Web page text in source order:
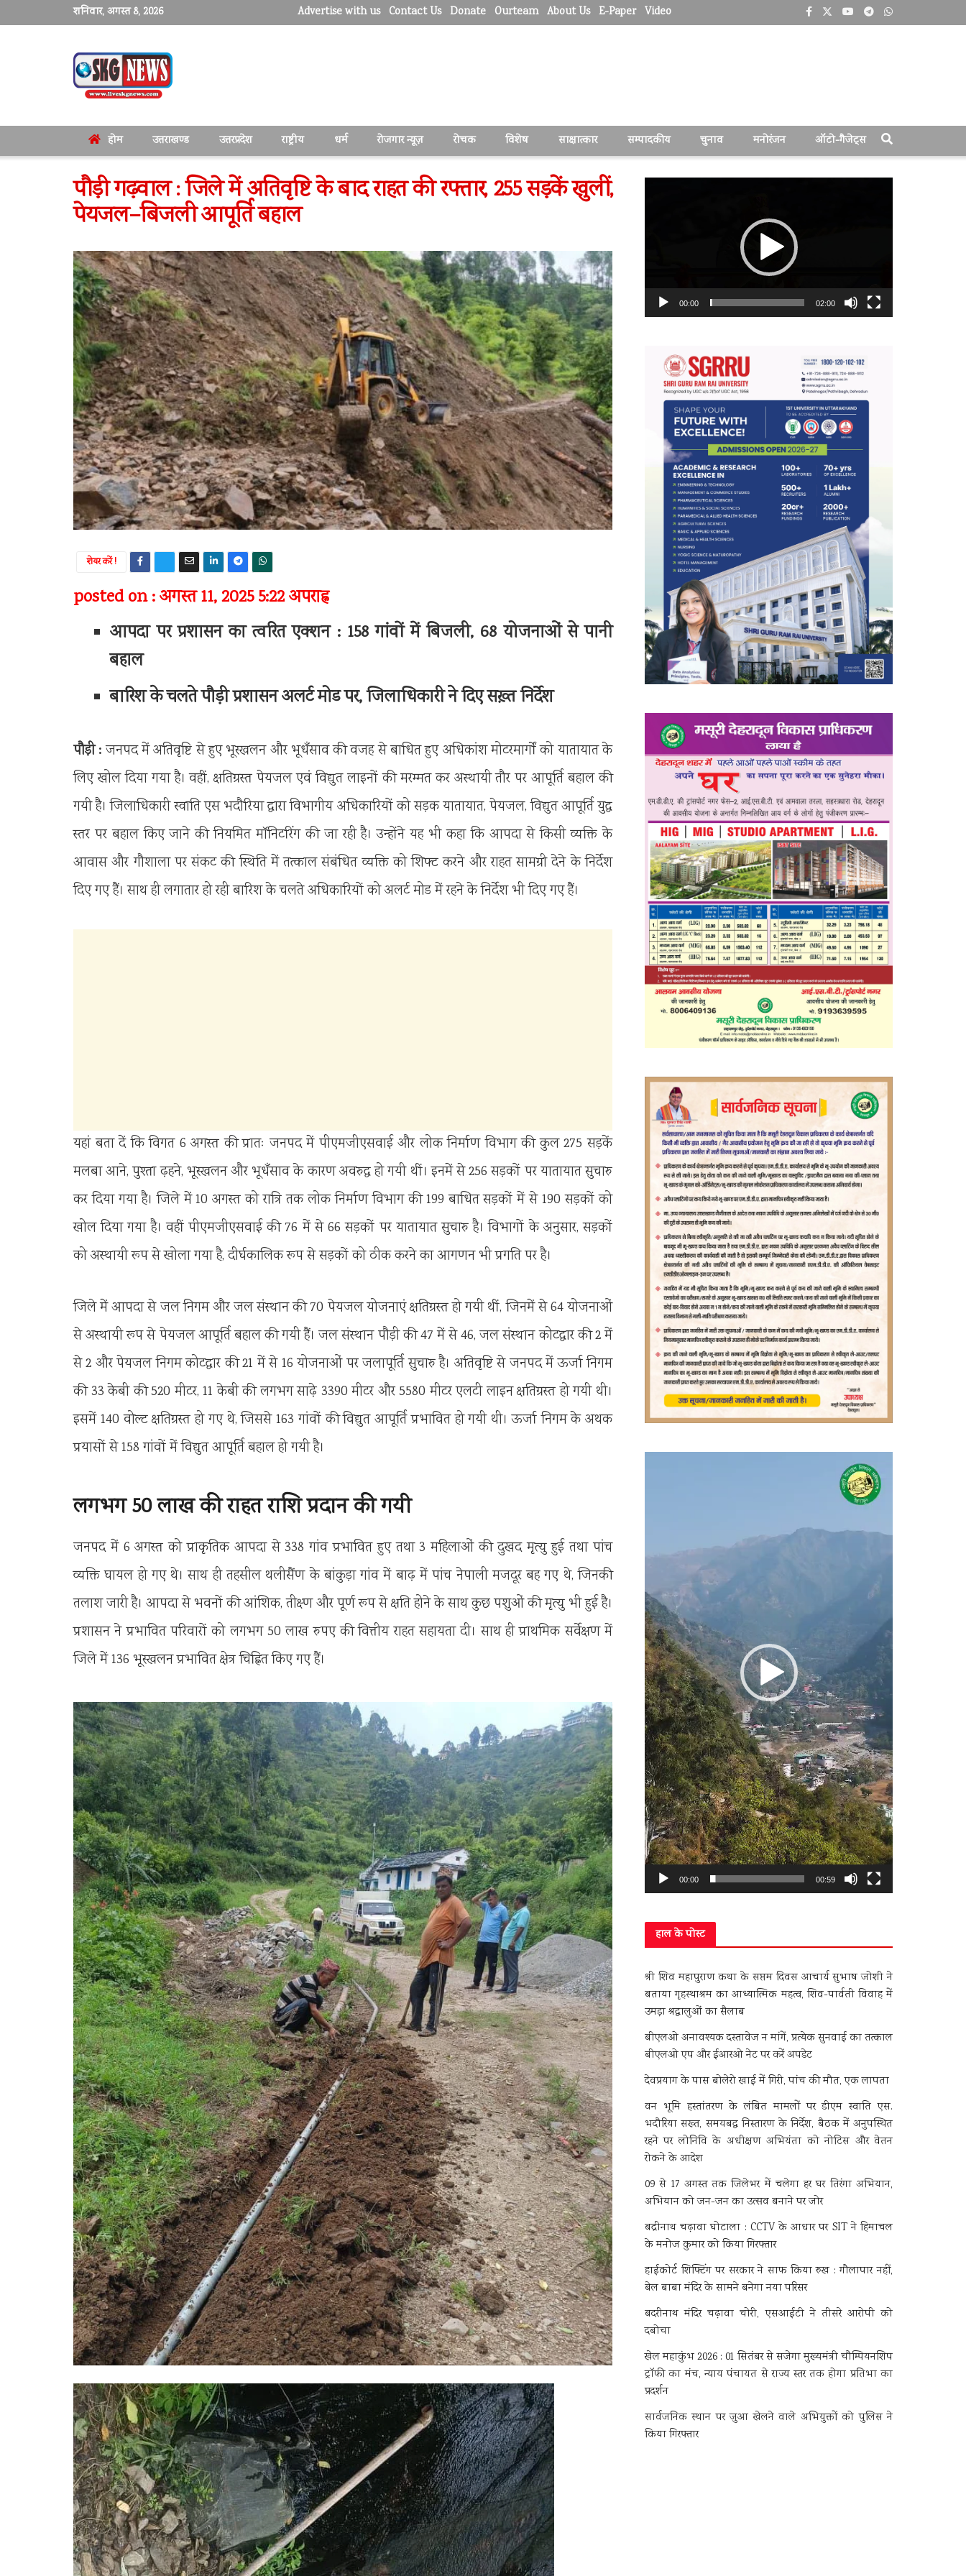
शनिवार, अगस्त 8, 2026 Advertise with us Contact Us Donate Ourteam About Us E-Paper Video
होम उत्तराखण्ड उत्तरप्रदेश राष्ट्रीय धर्म रोजगार न्यूज़ रोचक विशेष साक्षात्कार सम्पादकीय चुनाव मनोरंजन ऑटो-गैजेट्स
पौड़ी गढ़वाल : जिले में अतिवृष्टि के बाद राहत की रफ्तार, 255 सड़कें खुलीं,
पेयजल–बिजली आपूर्ति बहाल
शेयर करें !
posted on : अगस्त 11, 2025 5:22 अपराह्न
आपदा पर प्रशासन का त्वरित एक्शन : 158 गांवों में बिजली, 68 योजनाओं से पानी
बहाल
बारिश के चलते पौड़ी प्रशासन अलर्ट मोड पर, जिलाधिकारी ने दिए सख़्त निर्देश
पौड़ी :जनपद में अतिवृष्टि से हुए भूस्खलन और भूधॅंसाव की वजह से बाधित हुए अधिकांश मोटरमार्गों को यातायात के
लिए खोल दिया गया है। वहीं, क्षतिग्रस्त पेयजल एवं विद्युत लाइनों की मरम्मत कर अस्थायी तौर पर आपूर्ति बहाल की
गयी है। जिलाधिकारी स्वाति एस भदौरिया द्वारा विभागीय अधिकारियों को सड़क यातायात, पेयजल, विद्युत आपूर्ति युद्ध
स्तर पर बहाल किए जाने की नियमित मॉनिटरिंग की जा रही है। उन्होंने यह भी कहा कि आपदा से किसी व्यक्ति के
आवास और गौशाला पर संकट की स्थिति में तत्काल संबंधित व्यक्ति को शिफ्ट करने और राहत सामग्री देने के निर्देश
दिए गए हैं। साथ ही लगातार हो रही बारिश के चलते अधिकारियों को अलर्ट मोड में रहने के निर्देश भी दिए गए हैं।
यहां बता दें कि विगत 6 अगस्त की प्रातः जनपद में पीएमजीएसवाई और लोक निर्माण विभाग की कुल 275 सड़कें
मलबा आने, पुश्ता ढ़हने, भूस्खलन और भूधॅंसाव के कारण अवरुद्ध हो गयी थीं। इनमें से 256 सड़कों पर यातायात सुचारु
कर दिया गया है। जिले में 10 अगस्त को रात्रि तक लोक निर्माण विभाग की 199 बाधित सड़कों में से 190 सड़कों को
खोल दिया गया है। वहीं पीएमजीएसवाई की 76 में से 66 सड़कों पर यातायात सुचारु है। विभागों के अनुसार, सड़कों
को अस्थायी रूप से खोला गया है, दीर्घकालिक रूप से सड़कों को ठीक करने का आगणन भी प्रगति पर है।
जिले में आपदा से जल निगम और जल संस्थान की 70 पेयजल योजनाएं क्षतिग्रस्त हो गयी थीं, जिनमें से 64 योजनाओं
से अस्थायी रूप से पेयजल आपूर्ति बहाल की गयी हैं। जल संस्थान पौड़ी की 47 में से 46, जल संस्थान कोटद्वार की 2 में
से 2 और पेयजल निगम कोटद्वार की 21 में से 16 योजनाओं पर जलापूर्ति सुचारु है। अतिवृष्टि से जनपद में ऊर्जा निगम
की 33 केबी की 520 मीटर, 11 केबी की लगभग साढ़े 3390 मीटर और 5580 मीटर एलटी लाइन क्षतिग्रस्त हो गयी थी।
इसमें 140 वोल्ट क्षतिग्रस्त हो गए थे, जिससे 163 गांवों की विद्युत आपूर्ति प्रभावित हो गयी थी। ऊर्जा निगम के अथक
प्रयासों से 158 गांवों में विद्युत आपूर्ति बहाल हो गयी है।
लगभग 50 लाख की राहत राशि प्रदान की गयी
जनपद में 6 अगस्त को प्राकृतिक आपदा से 338 गांव प्रभावित हुए तथा 3 महिलाओं की दुखद मृत्यु हुई तथा पांच
व्यक्ति घायल हो गए थे। साथ ही तहसील थलीसैंण के बांकुड़ा गांव में बाढ़ में पांच नेपाली मजदूर बह गए थे, जिनकी
तलाश जारी है। आपदा से भवनों की आंशिक, तीक्ष्ण और पूर्ण रूप से क्षति होने के साथ कुछ पशुओं की मृत्यु भी हुई है।
प्रशासन ने प्रभावित परिवारों को लगभग 50 लाख रुपए की वित्तीय राहत सहायता दी। साथ ही प्राथमिक सर्वेक्षण में
जिले में 136 भूस्खलन प्रभावित क्षेत्र चिह्नित किए गए हैं।
00:00 02:00
00:00 00:59
हाल के पोस्ट
श्री शिव महापुराण कथा के सप्तम दिवस आचार्य सुभाष जोशी ने
बताया गृहस्थाश्रम का आध्यात्मिक महत्व, शिव-पार्वती विवाह में
उमड़ा श्रद्धालुओं का सैलाब
बीएलओ अनावश्यक दस्तावेज न मांगें, प्रत्येक सुनवाई का तत्काल
बीएलओ एप और ईआरओ नेट पर करें अपडेट
देवप्रयाग के पास बोलेरो खाई में गिरी, पांच की मौत, एक लापता
वन भूमि हस्तांतरण के लंबित मामलों पर डीएम स्वाति एस.
भदौरिया सख्त, समयबद्ध निस्तारण के निर्देश, बैठक में अनुपस्थित
रहने पर लोनिवि के अधीक्षण अभियंता को नोटिस और वेतन
रोकने के आदेश
09 से 17 अगस्त तक जिलेभर में चलेगा हर घर तिरंगा अभियान,
अभियान को जन-जन का उत्सव बनाने पर जोर
बद्रीनाथ चढ़ावा घोटाला : CCTV के आधार पर SIT ने हिमाचल
के मनोज कुमार को किया गिरफ्तार
हाईकोर्ट शिफ्टिंग पर सरकार ने साफ किया रुख : गौलापार नहीं,
बेल बाबा मंदिर के सामने बनेगा नया परिसर
बदरीनाथ मंदिर चढ़ावा चोरी, एसआईटी ने तीसरे आरोपी को
दबोचा
खेल महाकुंभ 2026 : 01 सितंबर से सजेगा मुख्यमंत्री चौम्पियनशिप
ट्रॉफी का मंच, न्याय पंचायत से राज्य स्तर तक होगा प्रतिभा का
प्रदर्शन
सार्वजनिक स्थान पर जुआ खेलने वाले अभियुक्तों को पुलिस ने
किया गिरफ्तार